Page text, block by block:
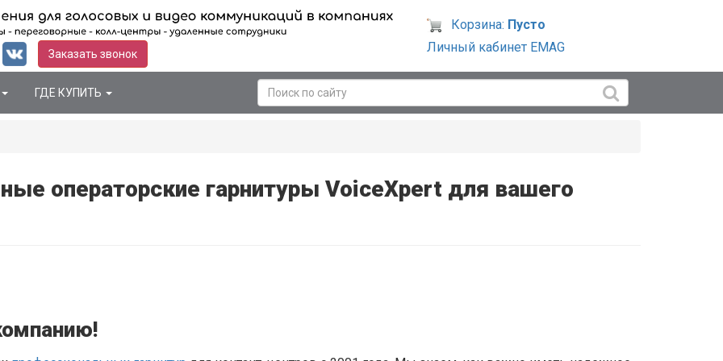
Заказать звонок
Корзина: Пусто
Личный кабинет EMAG
ГДЕ КУПИТЬ
операторские гарнитуры VoiceXpert для вашего